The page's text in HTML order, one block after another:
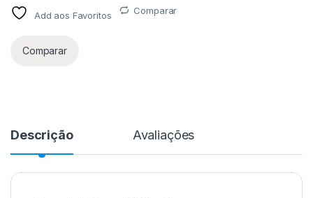
Add aos Favoritos Comparar
Comparar
Descrição Avaliações